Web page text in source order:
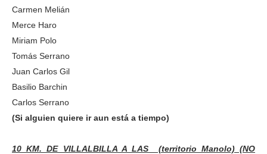
Carmen Melián
Merce Haro
Miriam Polo
Tomás Serrano
Juan Carlos Gil
Basilio Barchin
Carlos Serrano
(Si alguien quiere ir aun está a tiempo)
10 KM. DE VILLALBILLA A LAS (territorio Manolo) (NO